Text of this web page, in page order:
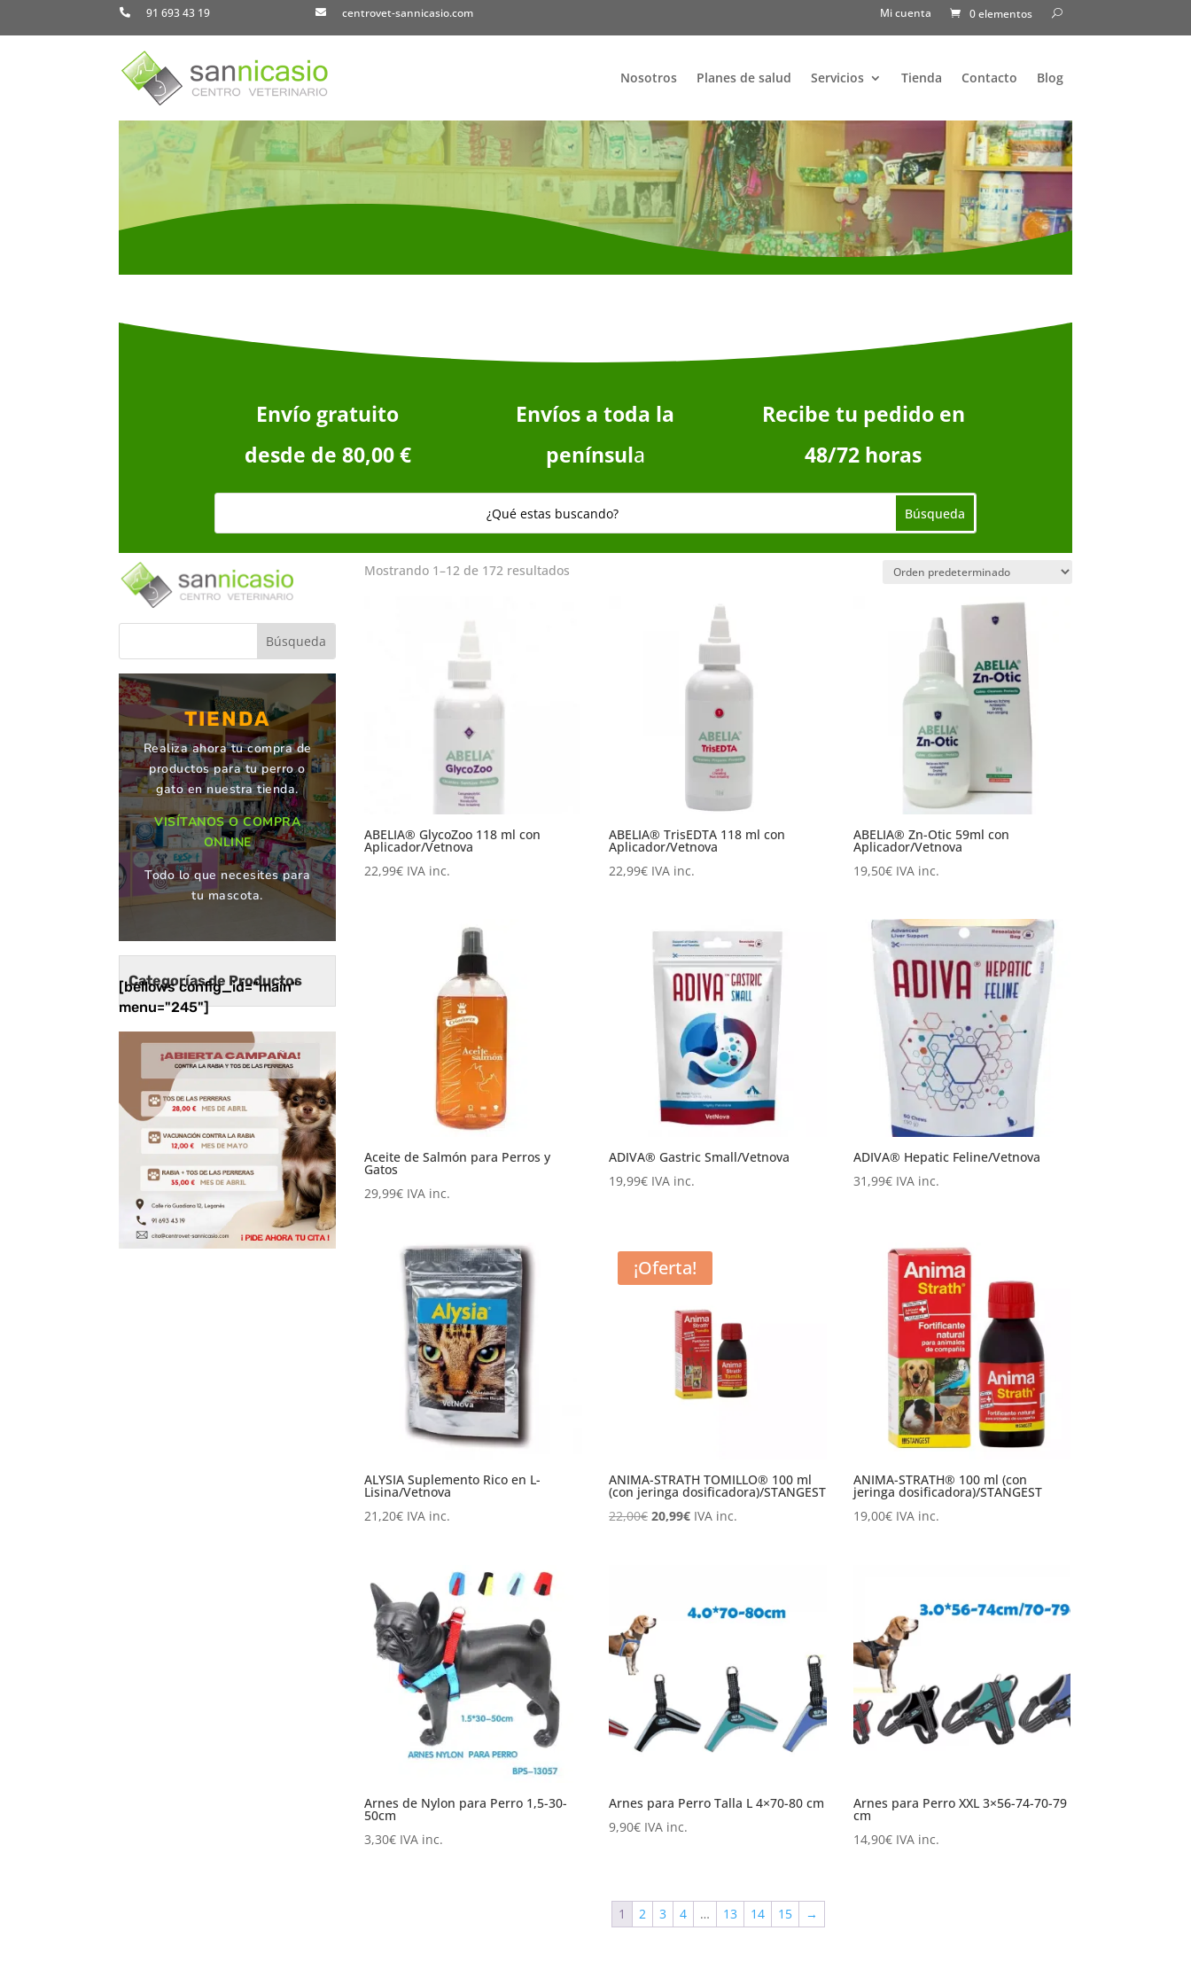
 91 693 43 19  centrovet-sannicasio.com Mi cuenta 0 elementos
Nosotros Planes de salud Servicios Tienda Contacto Blog
Envío gratuito
desde de 80,00 €
Envíos a toda la
península
Recibe tu pedido en
48/72 horas
TIENDA
Realiza ahora tu compra de
productos para tu perro o
gato en nuestra tienda.
VISÍTANOS O COMPRA
ONLINE
Todo lo que necesites para
tu mascota.
Categorías de Productos
[bellows config_id="main"
menu="245"]
Mostrando 1–12 de 172 resultados
ABELIA® GlycoZoo 118 ml con
Aplicador/Vetnova
22,99€ IVA inc.
ABELIA® TrisEDTA 118 ml con
Aplicador/Vetnova
22,99€ IVA inc.
ABELIA® Zn-Otic 59ml con
Aplicador/Vetnova
19,50€ IVA inc.
Aceite de Salmón para Perros y
Gatos
29,99€ IVA inc.
ADIVA® Gastric Small/Vetnova
19,99€ IVA inc.
ADIVA® Hepatic Feline/Vetnova
31,99€ IVA inc.
ALYSIA Suplemento Rico en L-
Lisina/Vetnova
21,20€ IVA inc.
¡Oferta!
ANIMA-STRATH TOMILLO® 100 ml
(con jeringa dosificadora)/STANGEST
22,00€ El
22,00€.
20,99€El
20,99€.
IVA inc.
ANIMA-STRATH® 100 ml (con
jeringa dosificadora)/STANGEST
19,00€ IVA inc.
Arnes de Nylon para Perro 1,5-30-
50cm
3,30€ IVA inc.
Arnes para Perro Talla L 4×70-80 cm
9,90€ IVA inc.
Arnes para Perro XXL 3×56-74-70-79
cm
14,90€ IVA inc.
1 2 3 4 … 13 14 15 →